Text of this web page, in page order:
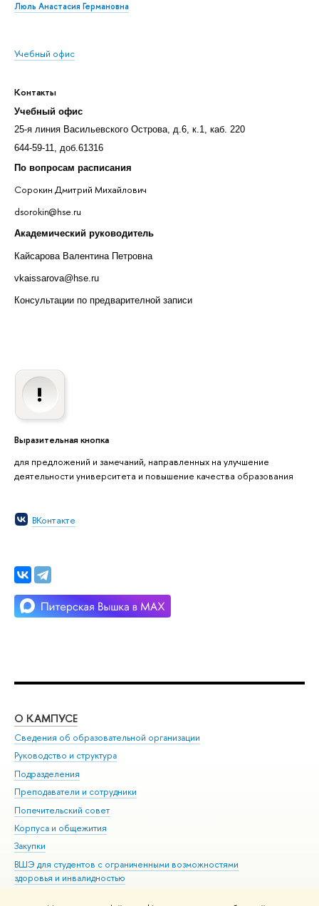
Люль Анастасия Германовна
Учебный офис
Контакты
Учебный офис
25-я линия Васильевского Острова, д.6, к.1, каб. 220
644-59-11, доб.61316
По вопросам расписания
Сорокин Дмитрий Михайлович
dsorokin@hse.ru
Академический руководитель
Кайсарова Валентина Петровна
vkaissarova@hse.ru
Консультации по предварителной записи
Выразительная кнопка
для предложений и замечаний, направленных на улучшение
деятельности университета и повышение качества образования
ВКонтакте
О КАМПУСЕ
Сведения об образовательной организации
Руководство и структура
Подразделения
Преподаватели и сотрудники
Попечительский совет
Корпуса и общежития
Закупки
ВШЭ для студентов с ограниченными возможностями
здоровья и инвалидностью